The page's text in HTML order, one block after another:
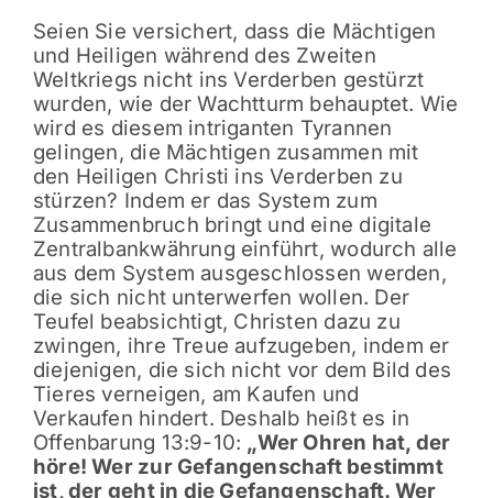
Seien Sie versichert, dass die Mächtigen
und Heiligen während des Zweiten
Weltkriegs nicht ins Verderben gestürzt
wurden, wie der Wachtturm behauptet. Wie
wird es diesem intriganten Tyrannen
gelingen, die Mächtigen zusammen mit
den Heiligen Christi ins Verderben zu
stürzen? Indem er das System zum
Zusammenbruch bringt und eine digitale
Zentralbankwährung einführt, wodurch alle
aus dem System ausgeschlossen werden,
die sich nicht unterwerfen wollen. Der
Teufel beabsichtigt, Christen dazu zu
zwingen, ihre Treue aufzugeben, indem er
diejenigen, die sich nicht vor dem Bild des
Tieres verneigen, am Kaufen und
Verkaufen hindert. Deshalb heißt es in
Offenbarung 13:9-10: „Wer Ohren hat, der
höre! Wer zur Gefangenschaft bestimmt
ist, der geht in die Gefangenschaft. Wer